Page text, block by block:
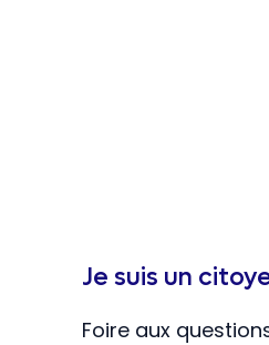
Je suis un
Foire aux